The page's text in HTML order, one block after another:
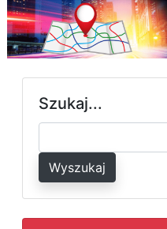
Szukaj...
Wyszukaj